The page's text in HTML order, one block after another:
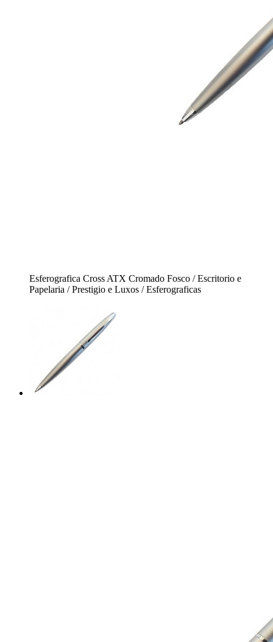
Esferografica Cross ATX Cromado Fosco / Escritorio e
Papelaria / Prestigio e Luxos / Esferograficas